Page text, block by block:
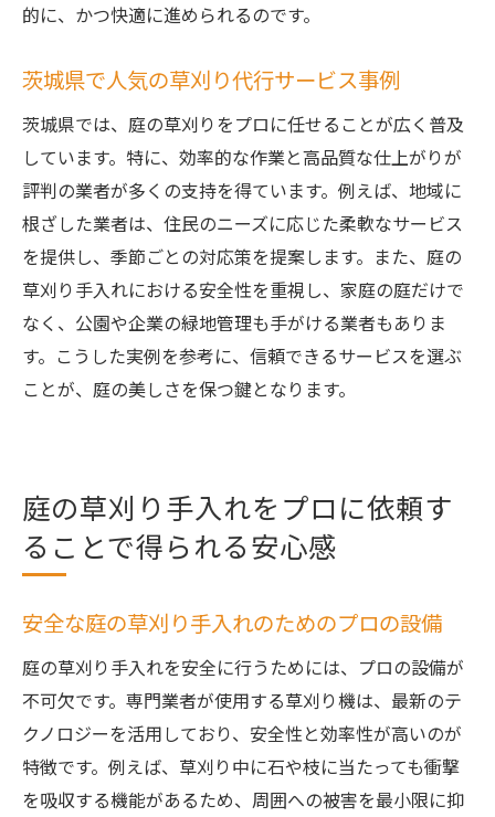
安全性を重視した草刈りサービスの選び方
安全第一の庭の草刈りサービスの魅力
庭の草刈り手入れをプロに任せることで実現す
る豊かな暮らし
草刈りをプロに任せることで生まれる生活
の余裕
庭の美しさと快適さを両立するプロの手入
れ
豊かな暮らしを支えるプロの草刈りサービ
ス
草刈りサービスで実感するライフスタイル
の変化
的に、かつ快適に進められるのです。
茨城県で人気の草刈り代行サービス事例
茨城県では、庭の草刈りをプロに任せることが広く普及
しています。特に、効率的な作業と高品質な仕上がりが
評判の業者が多くの支持を得ています。例えば、地域に
根ざした業者は、住民のニーズに応じた柔軟なサービス
を提供し、季節ごとの対応策を提案します。また、庭の
草刈り手入れにおける安全性を重視し、家庭の庭だけで
なく、公園や企業の緑地管理も手がける業者もありま
す。こうした実例を参考に、信頼できるサービスを選ぶ
ことが、庭の美しさを保つ鍵となります。
庭の草刈り手入れをプロに依頼す
ることで得られる安心感
安全な庭の草刈り手入れのためのプロの設備
庭の草刈り手入れを安全に行うためには、プロの設備が
不可欠です。専門業者が使用する草刈り機は、最新のテ
クノロジーを活用しており、安全性と効率性が高いのが
特徴です。例えば、草刈り中に石や枝に当たっても衝撃
を吸収する機能があるため、周囲への被害を最小限に抑